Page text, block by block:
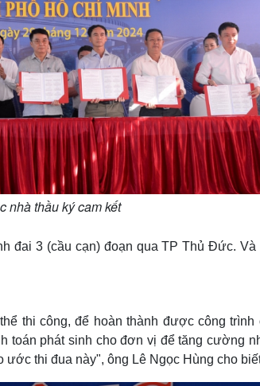
nhà thầu ký cam kết
đai 3 (cầu cạn) đoạn qua TP Thủ Đức. Và
thi công, để hoàn thành được công trình
toán phát sinh cho đơn vị để tăng cường
thi đua này", ông Lê Ngọc Hùng cho